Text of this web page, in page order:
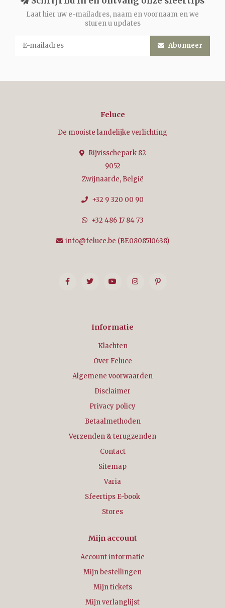
Laat hier uw e-mailadres, naam en voornaam en we
sturen u updates
Abonneer
Feluce
De mooiste landelijke verlichting
Rijvisschepark 82
9052
Zwijnaarde, België
+32 9 320 00 90
+32 486 17 84 73
info@feluce.be (BE0808510638)
Informatie
Klachten
Over Feluce
Algemene voorwaarden
Disclaimer
Privacy policy
Betaalmethoden
Verzenden & terugzenden
Contact
Sitemap
Varia
Sfeertips E-book
Stores
Mijn account
Account informatie
Mijn bestellingen
Mijn tickets
Mijn verlanglijst